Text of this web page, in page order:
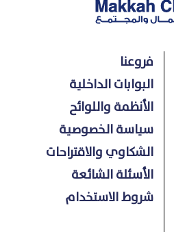
فروعنا
البوابات الداخلية
الأنظمة واللوائح
سياسة الخصوصية
الشكاوي والاقتراحات
الأسئلة الشائعة
شروط الاستخدام